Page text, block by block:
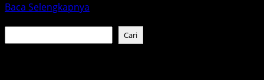
Baca Selengkapnya
Prisoners:
Cari